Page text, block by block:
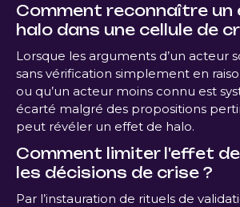
Comment reconnaître un
halo dans une cellule de
Lorsque les arguments d’un acteur
sans vérification simplement en
ou qu’un acteur moins connu est
écarté malgré des propositions
peut révéler un effet de halo.
Comment limiter l'effet
les décisions de crise ?
Par l’instauration de rituels de